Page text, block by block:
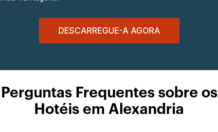
DESCARREGUE-A AGORA
Perguntas Frequentes sobre os
Hotéis em Alexandria